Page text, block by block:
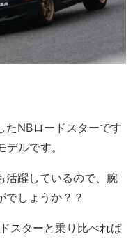
たNBロードスターです
ルです。
活躍しているので、腕
でしょうか？？
スターと乗り比べれば